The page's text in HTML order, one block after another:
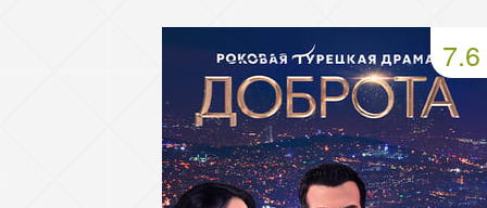
50 серия
51 серия
54 серия
55 серия
58 серия
59 серия
62 серия
63 серия
7.6